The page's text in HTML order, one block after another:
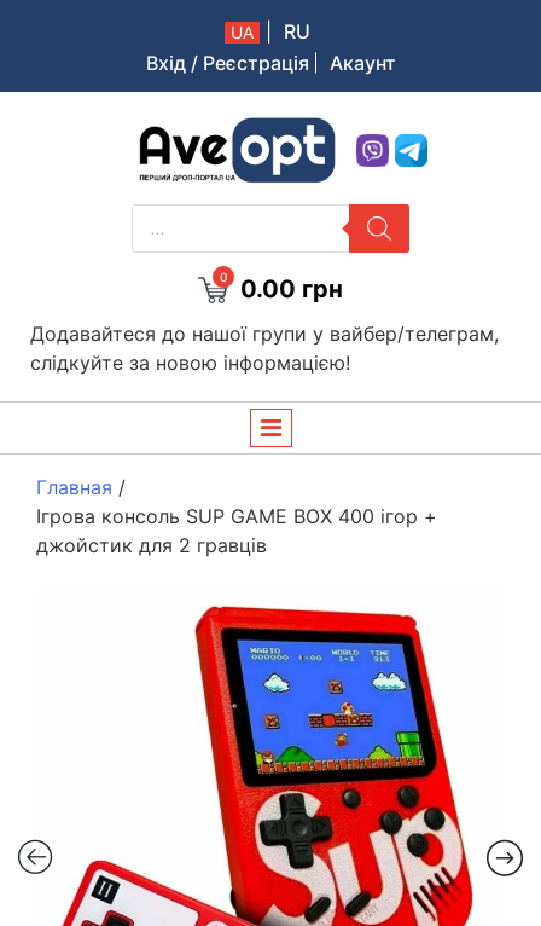
UA
RU
Вхід / Реєстрація
Акаунт
Aveopt – оптова дропшипінг платформа в Україні
PRODUCTS
SEARCH
0 0.00 грн
Додавайтеся до нашої групи у вайбер/телеграм,
слідкуйте за новою інформацією!
Главная /
Ігрова консоль SUP GAME BOX 400 ігор +
джойстик для 2 гравців